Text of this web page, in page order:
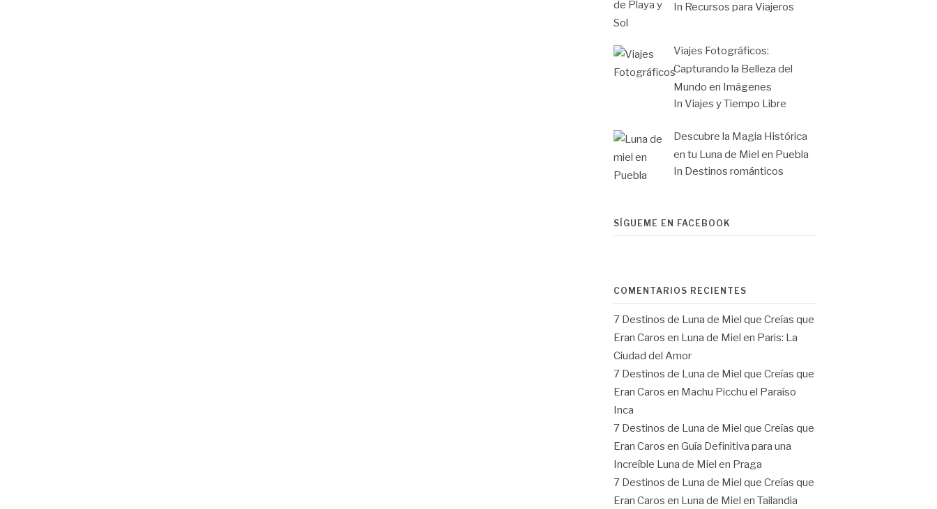
In Recursos para Viajeros
Viajes Fotográficos:
Capturando la Belleza del
Mundo en Imágenes
In Viajes y Tiempo Libre
Descubre la Magia Histórica
en tu Luna de Miel en Puebla
In Destinos románticos
SÍGUEME EN FACEBOOK
COMENTARIOS RECIENTES
7 Destinos de Luna de Miel que Creías que
Eran Caros en Luna de Miel en Paris: La
Ciudad del Amor
7 Destinos de Luna de Miel que Creías que
Eran Caros en Machu Picchu el Paraíso
Inca
7 Destinos de Luna de Miel que Creías que
Eran Caros en Guía Definitiva para una
Increíble Luna de Miel en Praga
7 Destinos de Luna de Miel que Creías que
Eran Caros en Luna de Miel en Tailandia